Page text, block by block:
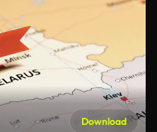
Download